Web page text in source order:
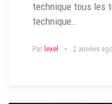
technique tous les
technique…
Par lexel 2 années ago